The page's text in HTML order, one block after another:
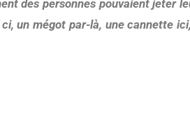
un mégot par-là, une cannette